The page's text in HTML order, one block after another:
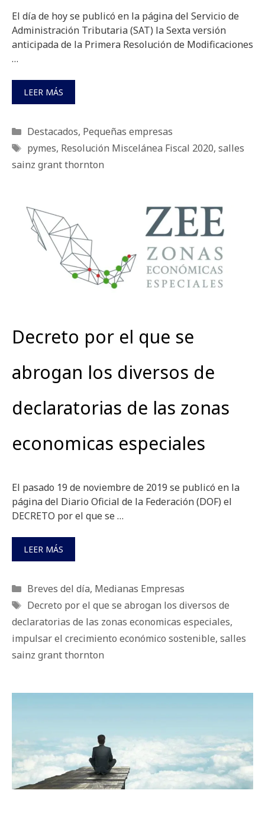
El día de hoy se publicó en la página del Servicio de
Administración Tributaria (SAT) la Sexta versión
anticipada de la Primera Resolución de Modificaciones
…
LEER MÁS
Categorías
Destacados, Pequeñas empresas
Etiquetas
pymes, Resolución Miscelánea Fiscal 2020, salles
sainz grant thornton
Decreto por el que se
abrogan los diversos de
declaratorias de las zonas
economicas especiales
El pasado 19 de noviembre de 2019 se publicó en la
página del Diario Oficial de la Federación (DOF) el
DECRETO por el que se …
LEER MÁS
Categorías
Breves del día, Medianas Empresas
Etiquetas
Decreto por el que se abrogan los diversos de
declaratorias de las zonas economicas especiales,
impulsar el crecimiento económico sostenible, salles
sainz grant thornton